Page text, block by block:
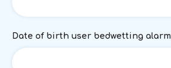
Date of birth user bedwetting alarm